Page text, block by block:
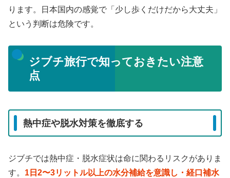
ります。日本国内の感覚で「少し歩くだけだから大丈夫」
という判断は危険です。
ジブチ旅行で知っておきたい注意
点
熱中症や脱水対策を徹底する
ジブチでは熱中症・脱水症状は命に関わるリスクがありま
す。 1日2〜3リットル以上の水分補給を意識し・経口補水